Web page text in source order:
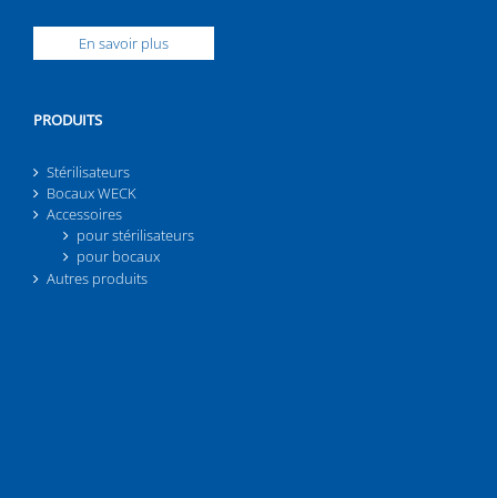
En savoir plus
PRODUITS
Stérilisateurs
Bocaux WECK
Accessoires
pour stérilisateurs
pour bocaux
Autres produits